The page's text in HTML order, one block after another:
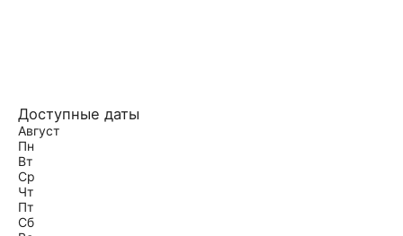
Доступные даты
Август
Пн
Вт
Ср
Чт
Пт
Сб